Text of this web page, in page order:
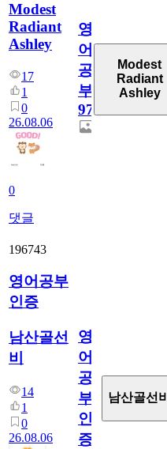
Modest
Radiant
Ashley
17
1
0
26.08.06
0
댓글
영
어
공
부
97
Modest
Radiant
Ashley
196743
영어공부
인증
남산골선
비
14
1
0
26.08.06
영
어
공
부
인
증
남산골선비